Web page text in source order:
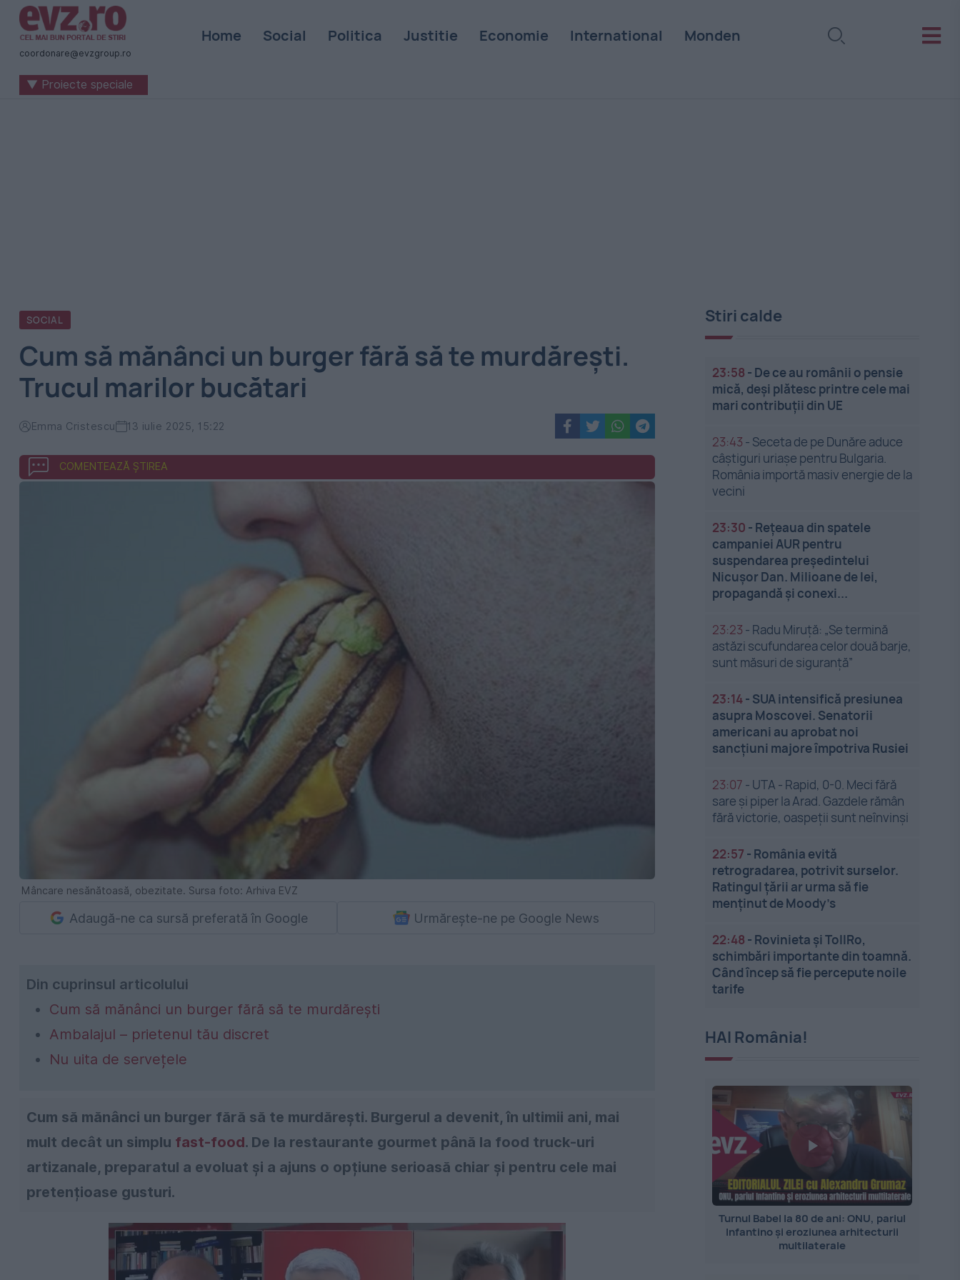
Știri
naționale
internaționale
coordonare@evzgroup.ro
Home Social Politica Justitie Economie International Monden
▼ Proiecte speciale
SOCIAL
Cum să mănânci un burger fără să te murdărești.
Trucul marilor bucătari
Emma Cristescu 13 iulie 2025, 15:22
COMENTEAZĂ ȘTIREA
Mâncare nesănătoasă, obezitate. Sursa foto: Arhiva EVZ
Adaugă-ne ca sursă preferată în Google Urmărește-ne pe Google News
Din cuprinsul articolului
Cum să mănânci un burger fără să te murdărești
Ambalajul – prietenul tău discret
Nu uita de servețele
Cum să mănânci un burger fără să te murdărești. Burgerul a devenit, în ultimii ani, mai
mult decât un simplu fast-food. De la restaurante gourmet până la food truck-uri
artizanale, preparatul a evoluat și a ajuns o opțiune serioasă chiar și pentru cele mai
pretențioase gusturi.
Stiri calde
23:58 - De ce au românii o pensie
mică, deși plătesc printre cele mai
mari contribuții din UE
23:43 - Seceta de pe Dunăre aduce
câștiguri uriașe pentru Bulgaria.
România importă masiv energie de la
vecini
23:30 - Rețeaua din spatele
campaniei AUR pentru
suspendarea președintelui
Nicușor Dan. Milioane de lei,
propagandă și conexi...
23:23 - Radu Miruță: „Se termină
astăzi scufundarea celor două barje,
sunt măsuri de siguranţă”
23:14- SUA intensifică presiunea
asupra Moscovei. Senatorii
americani au aprobat noi
sancțiuni majore împotriva Rusiei
23:07 - UTA - Rapid, 0-0. Meci fără
sare și piper la Arad. Gazdele rămân
fără victorie, oaspeții sunt neînvinși
22:57 - România evită
retrogradarea, potrivit surselor.
Ratingul țării ar urma să fie
menținut de Moody’s
22:48 - Rovinieta și TollRo,
schimbări importante din toamnă.
Când încep să fie percepute noile
tarife
HAI România!
Turnul Babel la 80 de ani: ONU, pariul
Infantino și eroziunea arhitecturii
multilaterale